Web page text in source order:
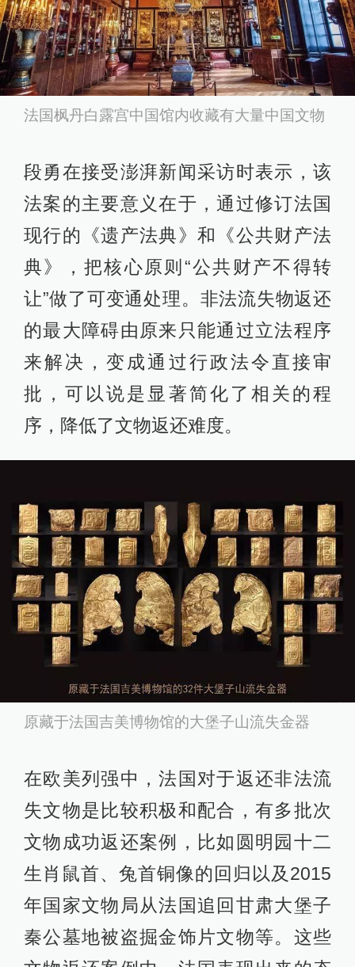
法国枫丹白露宫中国馆内收藏有大量中国文物
段勇在接受澎湃新闻采访时表示，该
法案的主要意义在于，通过修订法国
现行的《遗产法典》和《公共财产法
典》，把核心原则“公共财产不得转
让”做了可变通处理。非法流失物返还
的最大障碍由原来只能通过立法程序
来解决，变成通过行政法令直接审
批，可以说是显著简化了相关的程
序，降低了文物返还难度。
原藏于法国吉美博物馆的大堡子山流失金器
在欧美列强中，法国对于返还非法流
失文物是比较积极和配合，有多批次
文物成功返还案例，比如圆明园十二
生肖鼠首、兔首铜像的回归以及2015
年国家文物局从法国追回甘肃大堡子
秦公墓地被盗掘金饰片文物等。这些